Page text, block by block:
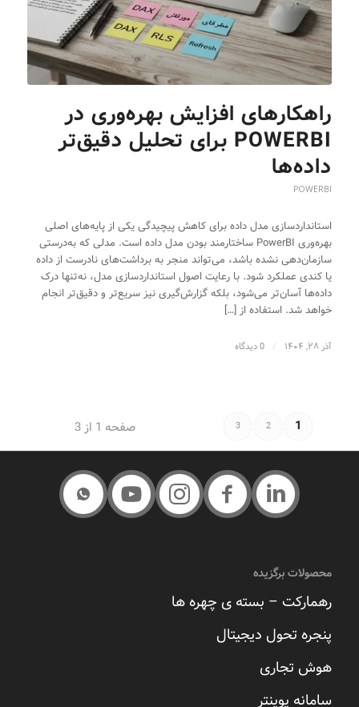
راهکارهای افزایش بهره‌وری در
POWERBI برای تحلیل دقیق‌تر
داده‌ها
POWERBI
استانداردسازی مدل داده برای کاهش پیچیدگی یکی از پایه‌های اصلی
بهره‌وری PowerBI ساختارمند بودن مدل داده است. مدلی که به‌درستی
سازمان‌دهی نشده باشد، می‌تواند منجر به برداشت‌های نادرست از داده
یا کندی عملکرد شود. با رعایت اصول استانداردسازی مدل، نه‌تنها درک
داده‌ها آسان‌تر می‌شود، بلکه گزارش‌گیری نیز سریع‌تر و دقیق‌تر انجام
خواهد شد. استفاده از […]
آذر ۲۸, ۱۴۰۴ / 0 دیدگاه
صفحه 1 از 3 1
2
3
محصولات برگزیده
رهمارکت – بسته ی چهره ها
پنجره تحول دیجیتال
هوش تجاری
سامانه پوینتر